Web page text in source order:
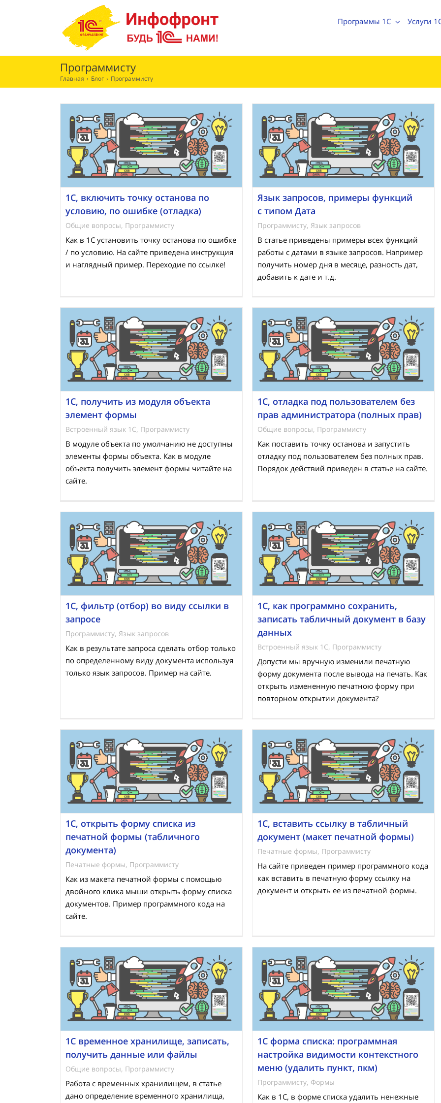
Программы 1С Услуги
Программисту
Главная › Блог › Программисту
1С, включить точку останова по
условию, по ошибке (отладка)
Общие вопросы, Программисту
Как в 1С установить точку останова по ошибке
/ по условию. На сайте приведена инструкция
и наглядный пример. Переходие по ссылке!
Язык запросов, примеры функций
с типом Дата
Программисту, Язык запросов
В статье приведены примеры всех функций
работы с датами в языке запросов. Например
получить номер дня в месяце, разность дат,
добавить к дате и т.д.
1С, получить из модуля объекта
элемент формы
Встроенный язык 1С, Программисту
В модуле объекта по умолчанию не доступны
элементы формы объекта. Как в модуле
объекта получить элемент формы читайте на
сайте.
1С, отладка под пользователем без
прав администратора (полных прав)
Общие вопросы, Программисту
Как поставить точку останова и запустить
отладку под пользователем без полных прав.
Порядок действий приведен в статье на сайте.
1С, фильтр (отбор) во виду ссылки в
запросе
Программисту, Язык запросов
Как в результате запроса сделать отбор только
по определенному виду документа используя
только язык запросов. Пример на сайте.
1С, как программно сохранить,
записать табличный документ в базу
данных
Встроенный язык 1С, Программисту
Допусти мы вручную изменили печатную
форму документа после вывода на печать. Как
открыть измененную печатною форму при
повторном открытии документа?
1С, открыть форму списка из
печатной формы (табличного
документа)
Печатные формы, Программисту
Как из макета печатной формы с помощью
двойного клика мыши открыть форму списка
документов. Пример программного кода на
сайте.
1С, вставить ссылку в табличный
документ (макет печатной формы)
Печатные формы, Программисту
На сайте приведен пример программного кода
как вставить в печатную форму ссылку на
документ и открыть ее из печатной формы.
1С временное хранилище, записать,
получить данные или файлы
Общие вопросы, Программисту
Работа с временных хранилищем, в статье
дано определение временного хранилища,
1С форма списка: программная
настройка видимости контекстного
меню (удалить пункт, пкм)
Программисту, Формы
Как в 1С, в форме списка удалить ненежные